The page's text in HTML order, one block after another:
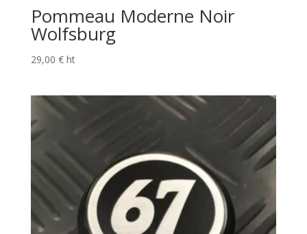
Pommeau Moderne Noir
Wolfsburg
29,00 € ht